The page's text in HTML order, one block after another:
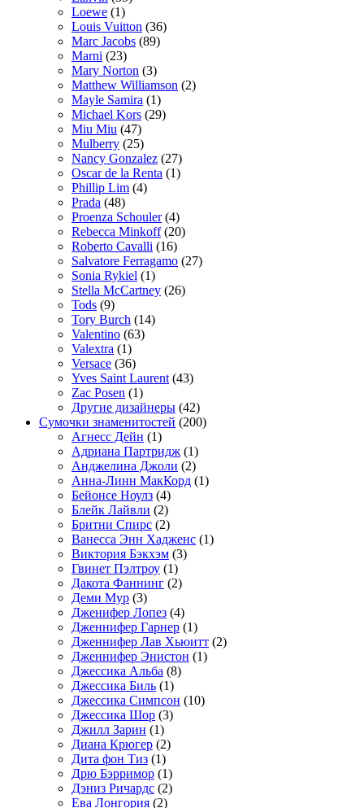
Loewe (1)
Louis Vuitton (36)
Marc Jacobs (89)
Marni (23)
Mary Norton (3)
Matthew Williamson (2)
Mayle Samira (1)
Michael Kors (29)
Miu Miu (47)
Mulberry (25)
Nancy Gonzalez (27)
Oscar de la Renta (1)
Phillip Lim (4)
Prada (48)
Proenza Schouler(4)
Rebecca Minkoff(20)
Roberto Cavalli (16)
Salvatore Ferragamo (27)
Sonia Rykiel (1)
Stella McCartney (26)
Tods (9)
Tory Burch (14)
Valentino (63)
Valextra (1)
Versace (36)
Yves Saint Laurent (43)
Zac Posen (1)
Другие дизайнеры (42)
Сумочки знаменитостей (200)
Агнесс Дейн (1)
Адриана Партридж (1)
Анджелина Джоли (2)
Анна-Линн МакКорд (1)
Бейонсе Ноулз (4)
Блейк Лайвли (2)
Бритни Спирс (2)
Ванесса Энн Хадженс (1)
Виктория Бэкхэм (3)
Гвинет Пэлтроу (1)
Дакота Фаннинг (2)
Деми Мур (3)
Дженифер Лопез (4)
Дженнифер Гарнер (1)
Дженнифер Лав Хьюитт (2)
Дженнифер Энистон (1)
Джессика Альба (8)
Джессика Биль (1)
Джессика Симпсон (10)
Джессика Шор (3)
Джилл Зарин (1)
Диана Крюгер (2)
Дита фон Тиз (1)
Дрю Бэрримор (1)
Дэниз Ричардс (2)
Ева Лонгория (2)